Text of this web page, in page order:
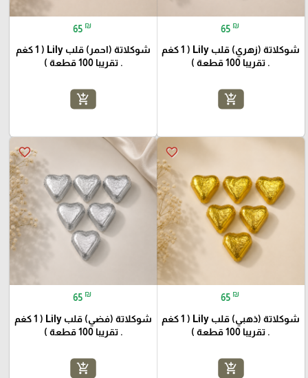
65 ₪
شوكلاتة (زهري) قلب Lily ( 1 كغم
. تقريبا 100 قطعة )
add_shopping_cart
65 ₪
شوكلاتة (احمر) قلب Lily ( 1 كغم
. تقريبا 100 قطعة )
add_shopping_cart
favorite_border
65 ₪
شوكلاتة (ذهبي) قلب Lily ( 1 كغم
. تقريبا 100 قطعة )
add_shopping_cart
favorite_border
65 ₪
شوكلاتة (فضي) قلب Lily ( 1 كغم
. تقريبا 100 قطعة )
add_shopping_cart